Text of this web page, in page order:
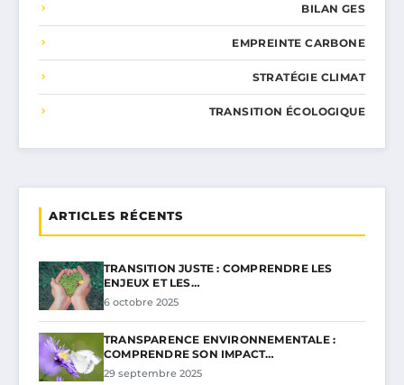
BILAN GES
EMPREINTE CARBONE
STRATÉGIE CLIMAT
TRANSITION ÉCOLOGIQUE
ARTICLES RÉCENTS
TRANSITION JUSTE : COMPRENDRE LES
ENJEUX ET LES…
6 octobre 2025
TRANSPARENCE ENVIRONNEMENTALE :
COMPRENDRE SON IMPACT…
29 septembre 2025